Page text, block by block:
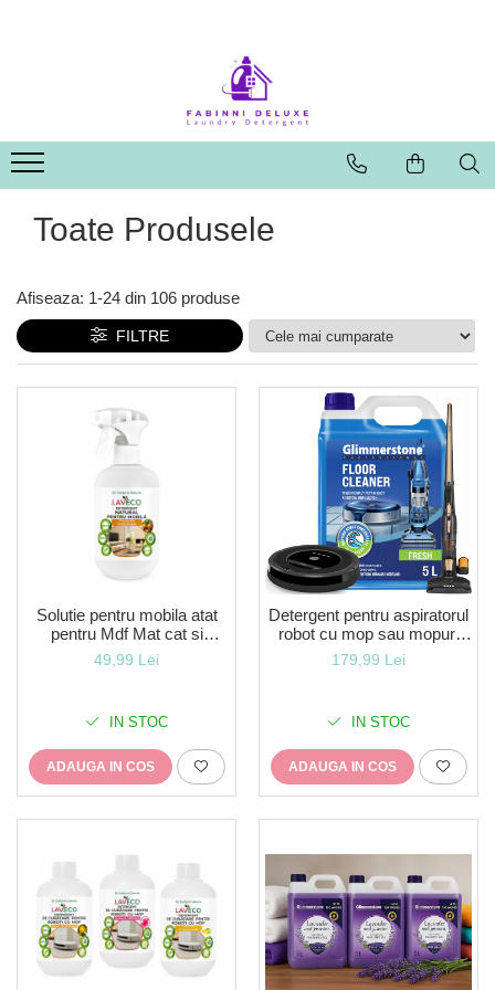
Toate Produsele
Afiseaza: 1-24 din 106 produse
FILTRE
Solutie pentru mobila atat
pentru Mdf Mat cat si
Lucios- (Bio 100% naturală
)- cu miros de portocale -
49,99 Lei
IN STOC
ADAUGA IN COS
Detergent pentru aspiratorul
robot cu mop sau mopuri
Bionice-solutia este 100%
bio,concentrata si
179,99 Lei
IN STOC
ADAUGA IN COS